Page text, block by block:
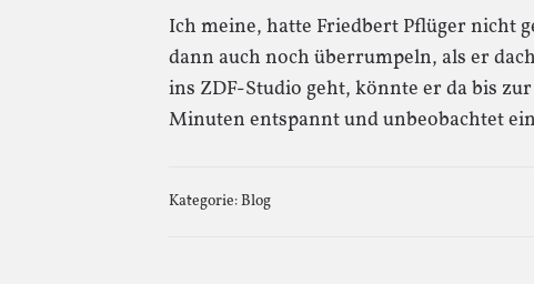
Ich meine, hatte Friedbert Pflüger nicht
dann auch noch überrumpeln, als er
ins ZDF-Studio geht, könnte er da bis
Minuten entspannt und unbeobachtet
Kategorie:Blog